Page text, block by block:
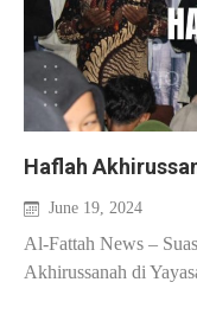
Haflah
June 19, 2024
Al-Fattah News –
Akhirussanah di